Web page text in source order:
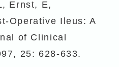
Ernst, E,
Operative Ileus: A
of Clinical
25: 628-633.